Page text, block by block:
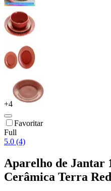
+4
Favoritar
Full
5.0 (4)
Aparelho de Jantar
Cerâmica Terra